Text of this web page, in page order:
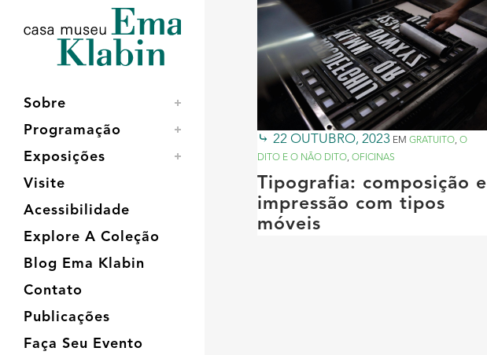
conteúdo
navegação
Sobre
Programação
Exposições
Visite
Acessibilidade
Explore A Coleção
Blog Ema Klabin
Contato
Publicações
Faça Seu Evento
22 OUTUBRO, 2023 EM GRATUITO, O
DITO E O NÃO DITO, OFICINAS
Tipografia: composição e
impressão com tipos
móveis